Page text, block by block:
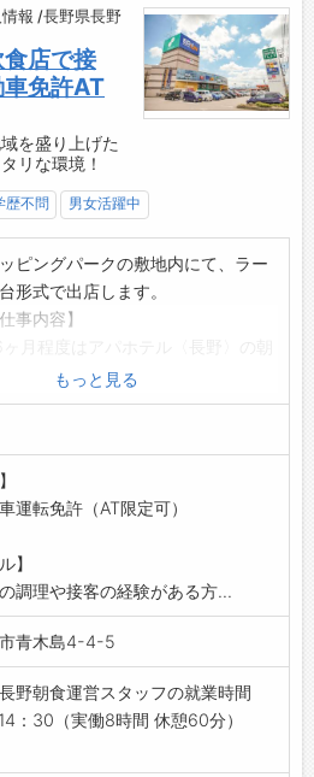
報 /長野県長野
店で接
免許AT
を盛り上げた
リな環境！
歴不問 男女活躍中
ピングパークの敷地内にて、ラー
形式で出店します。
事内容】
ていただきます。
：30～14：30（休憩60分）で
長野〉をセントラルキッチンとし
ンポイントで
ピングパークでのラーメン店出店
ン・人材ともに軌道にのせてか
設けた常設店としてのオープンを
ます。
長野での朝食運営業務
接客対応
もっと見る
運転免許（AT限定可）
】
調理や接客の経験がある方...
青木島4-4-5
野朝食運営スタッフの就業時間
：30（実働8時間 休憩60分）